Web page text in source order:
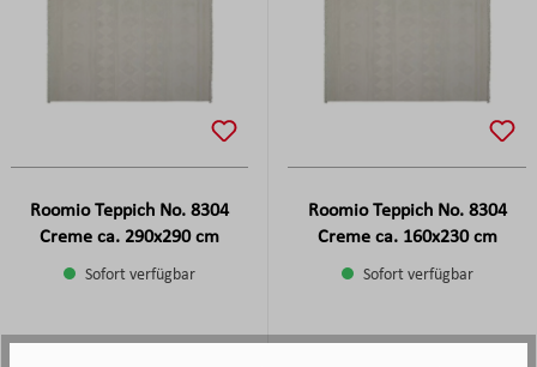
Roomio Teppich No. 8304
Creme ca. 290x290 cm
Sofort verfügbar
Verkaufspreis:
-
Roomio Teppich No. 8304
Creme ca. 160x230 cm
Sofort verfügbar
Verkaufspreis:
-